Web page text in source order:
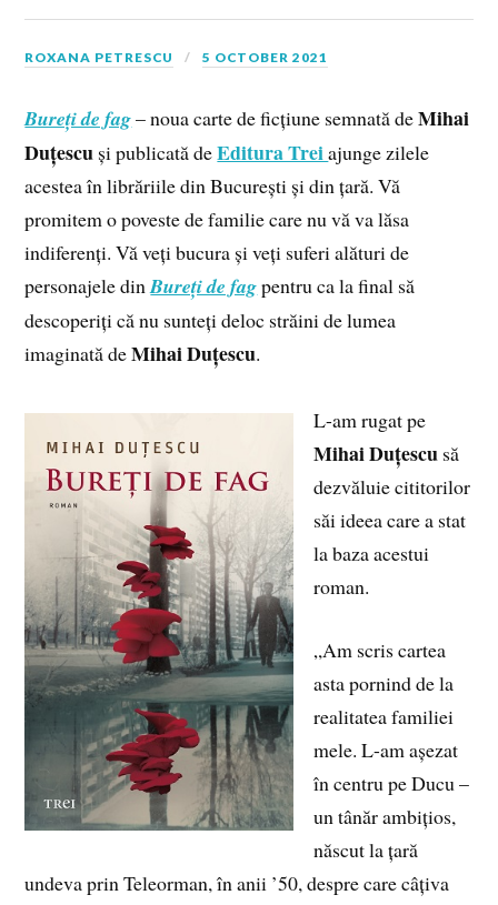
ROXANA PETRESCU 5 OCTOBER 2021
Bureți de fag– noua carte de ficțiune semnată deMihai
Duțescu și publicată deEditura Treiajunge zilele
acestea în librăriile din București și din țară. Vă
promitem o poveste de familie care nu vă va lăsa
indiferenți. Vă veți bucura și veți suferi alături de
personajele dinBureți de fagpentru ca la final să
descoperiți că nu sunteți deloc străini de lumea
imaginată deMihai Duțescu.
L-am rugat pe
Mihai Duțescu să
dezvăluie cititorilor
săi ideea care a stat
la baza acestui
roman.
„Am scris cartea
asta pornind de la
realitatea familiei
mele. L-am așezat
în centru pe Ducu –
un tânăr ambițios,
născut la țară
undeva prin Teleorman, în anii ’50, despre care câțiva